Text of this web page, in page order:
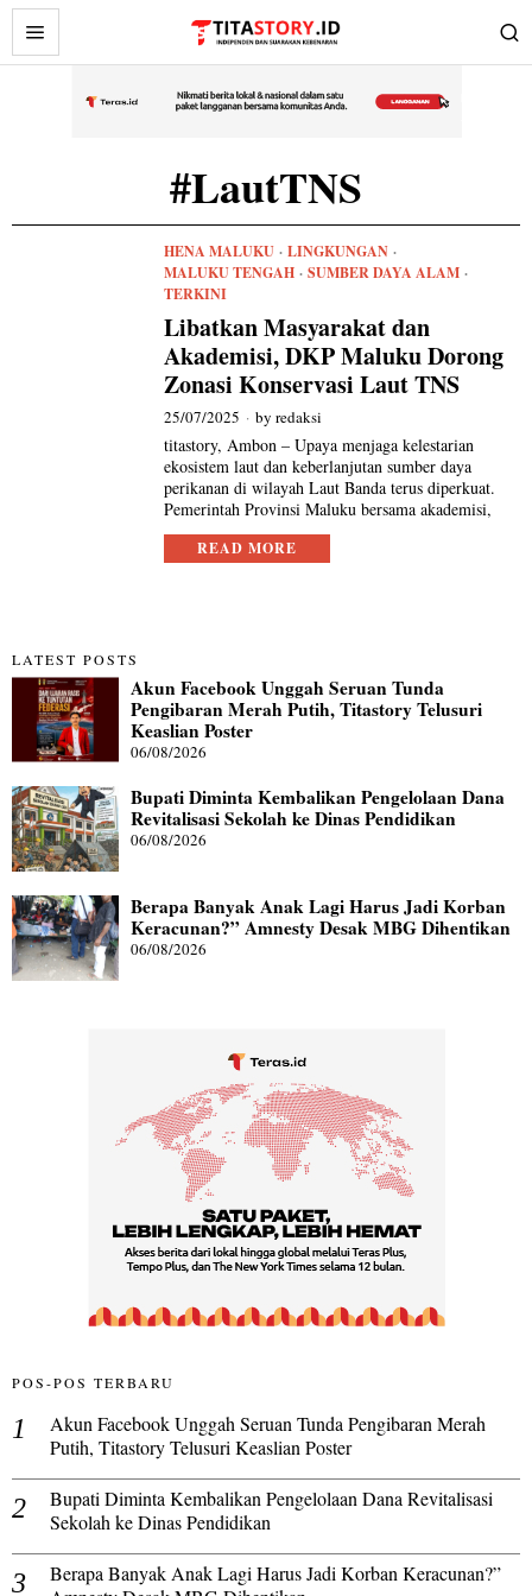
#LautTNS
HENA MALUKU · LINGKUNGAN ·
MALUKU TENGAH · SUMBER DAYA ALAM ·
TERKINI
Libatkan Masyarakat dan
Akademisi, DKP Maluku Dorong
Zonasi Konservasi Laut TNS
25/07/2025 byredaksi
titastory, Ambon – Upaya menjaga kelestarian
ekosistem laut dan keberlanjutan sumber daya
perikanan di wilayah Laut Banda terus diperkuat.
Pemerintah Provinsi Maluku bersama akademisi,
READ MORE
LATEST POSTS
Akun Facebook Unggah Seruan Tunda
Pengibaran Merah Putih, Titastory Telusuri
Keaslian Poster
06/08/2026
Bupati Diminta Kembalikan Pengelolaan Dana
Revitalisasi Sekolah ke Dinas Pendidikan
06/08/2026
Berapa Banyak Anak Lagi Harus Jadi Korban
Keracunan?” Amnesty Desak MBG Dihentikan
06/08/2026
POS-POS TERBARU
Akun Facebook Unggah Seruan Tunda Pengibaran Merah
Putih, Titastory Telusuri Keaslian Poster
Bupati Diminta Kembalikan Pengelolaan Dana Revitalisasi
Sekolah ke Dinas Pendidikan
Berapa Banyak Anak Lagi Harus Jadi Korban Keracunan?”